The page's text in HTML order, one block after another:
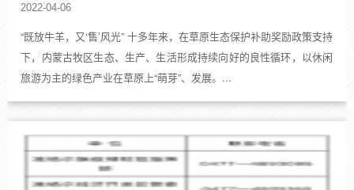
2022-04-06
“既放牛羊，又‘售’风光” 十多年来，在草原生态保护补助奖励政策支持
下，内蒙古牧区生态、生产、生活形成持续向好的良性循环，以休闲
旅游为主的绿色产业在草原上“萌芽”、发展。...